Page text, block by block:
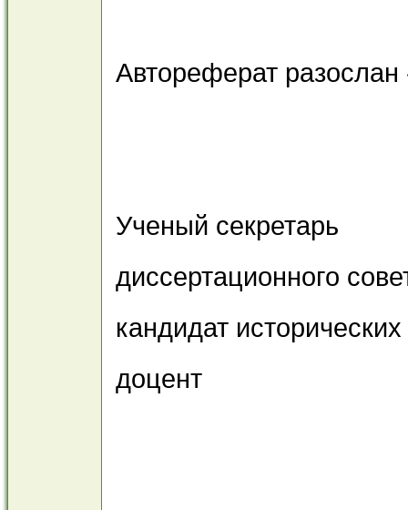
Автореферат
Ученый секретарь
диссертационного
кандидат
доцент